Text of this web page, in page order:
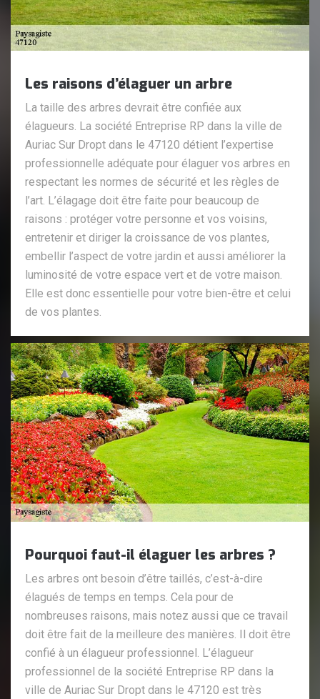
Les raisons d’élaguer un arbre
La taille des arbres devrait être confiée aux
élagueurs. La société Entreprise RP dans la ville de
Auriac Sur Dropt dans le 47120 détient l’expertise
professionnelle adéquate pour élaguer vos arbres en
respectant les normes de sécurité et les règles de
l’art. L’élagage doit être faite pour beaucoup de
raisons : protéger votre personne et vos voisins,
entretenir et diriger la croissance de vos plantes,
embellir l’aspect de votre jardin et aussi améliorer la
luminosité de votre espace vert et de votre maison.
Elle est donc essentielle pour votre bien-être et celui
de vos plantes.
Pourquoi faut-il élaguer les arbres ?
Les arbres ont besoin d’être taillés, c’est-à-dire
élagués de temps en temps. Cela pour de
nombreuses raisons, mais notez aussi que ce travail
doit être fait de la meilleure des manières. Il doit être
confié à un élagueur professionnel. L’élagueur
professionnel de la société Entreprise RP dans la
ville de Auriac Sur Dropt dans le 47120 est très